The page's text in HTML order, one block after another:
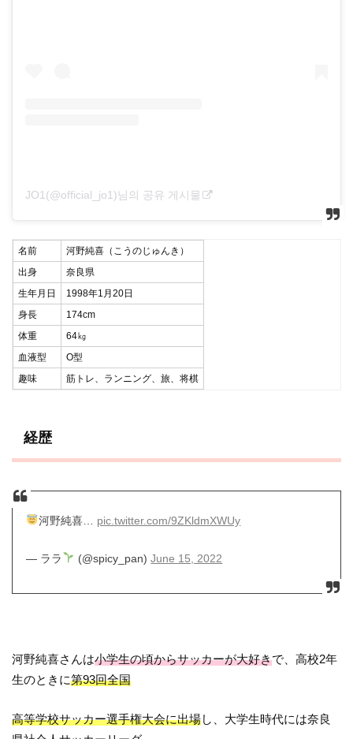
JO1(@official_jo1)님의 공유 게시물
名前
河野純喜（こうのじゅんき）
出身
奈良県
生年月日
1998年1月20日
身長
174cm
体重
64㎏
血液型
O型
趣味
筋トレ、ランニング、旅、将棋
経歴
河野純喜… pic.twitter.com/9ZKldmXWUy
— ララ (@spicy_pan)June 15, 2022
河野純喜さんは小学生の頃からサッカーが大好きで、高校2年
生のときに第93回全国
高等学校サッカー選手権大会に出場し、大学生時代には奈良